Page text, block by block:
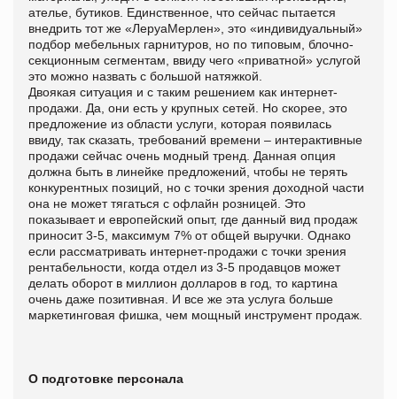
ателье, бутиков. Единственное, что сейчас пытается
внедрить тот же «ЛеруаМерлен», это «индивидуальный»
подбор мебельных гарнитуров, но по типовым, блочно-
секционным сегментам, ввиду чего «приватной» услугой
это можно назвать с большой натяжкой.
Двоякая ситуация и с таким решением как интернет-
продажи. Да, они есть у крупных сетей. Но скорее, это
предложение из области услуги, которая появилась
ввиду, так сказать, требований времени – интерактивные
продажи сейчас очень модный тренд. Данная опция
должна быть в линейке предложений, чтобы не терять
конкурентных позиций, но с точки зрения доходной части
она не может тягаться с офлайн розницей. Это
показывает и европейский опыт, где данный вид продаж
приносит 3-5, максимум 7% от общей выручки. Однако
если рассматривать интернет-продажи с точки зрения
рентабельности, когда отдел из 3-5 продавцов может
делать оборот в миллион долларов в год, то картина
очень даже позитивная. И все же эта услуга больше
маркетинговая фишка, чем мощный инструмент продаж.
О подготовке персонала